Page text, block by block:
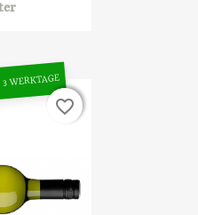
WERKTAGE
favorite_border
favorite_border